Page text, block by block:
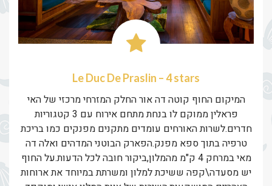
Le Duc De Praslin – 4 stars
המיקום החוף קוטה דה אור החלק המזרחי מרכזי של האי
פראלין ממוקם לו בנחת מתחם אירוח עם 3 קטגוריות
חדרים.לשרות האורחים עומדים מתקנים מפנקים כמו בריכת
טרפיה בתוך ספא מפנק.הפארק הבוטני המדהים ואלה דה
מאי במרחק 4 ק"מ מהמלון,ביקור חובה לכל הדעות.על החוף
יש מסעדה\קפה ששיכת למלון ומשרתת במיוחד את ארוחות